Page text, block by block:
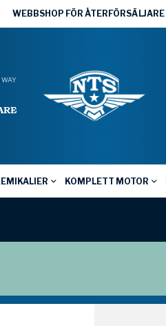
WEBBSHOP FÖR ÅTERFÖRSÄLJARE
KOMPLETT MOTOR